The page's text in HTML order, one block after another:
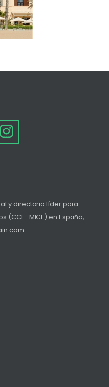
y directorio líder para
(CCI - MICE) en España,